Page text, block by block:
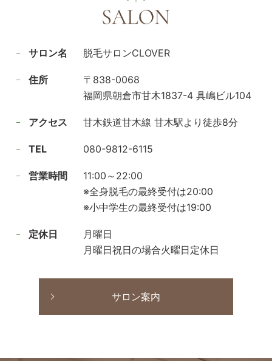
サロン名 脱毛サロンCLOVER
住所
〒838-0068
福岡県朝倉市甘木1837-4 具嶋ビル104
アクセス 甘木鉄道甘木線 甘木駅より徒歩8分
TEL 080-9812-6115
営業時間
11:00～22:00
※全身脱毛の最終受付は20:00
※小中学生の最終受付は19:00
定休日
月曜日
月曜日祝日の場合火曜日定休日
サロン案内